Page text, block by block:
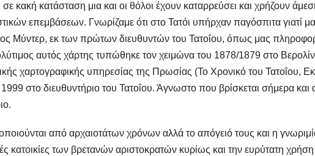
κακή κατάσταση μια και οι θόλοι έχουν καταρρεύσει και χρήζουν
επεμβάσεων. Γνωρίζαμε ότι στο Τατόι υπήρχαν παγόσπιτα γιατί
Μύντερ, εκ των πρώτων διευθυντών του Τατοΐου, όπως μας
αυτός χάρτης τυπώθηκε τον χειμώνα του 1878/1879 στο
χαρτογραφικής υπηρεσίας της Πρωσίας (Το Χρονικό του Τατοΐου,
1999 στο διευθυντήριο του Τατοΐου. Άγνωστο που βρίσκεται σήμερα
από αρχαιοτάτων χρόνων αλλά το απόγειό τους και η
κατοικίες των βρετανών αριστοκρατών κυρίως και την ευρύτατη